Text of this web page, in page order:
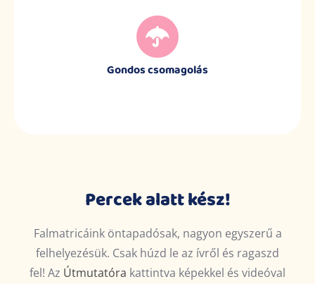
Gondos csomagolás
Percek alatt kész!
Falmatricáink öntapadósak, nagyon egyszerű a
felhelyezésük. Csak húzd le az ívről és ragaszd
fel! Az Útmutatóra kattintva képekkel és videóval